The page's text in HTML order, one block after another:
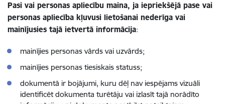
Pasi vai personas apliecību maina, ja iepriekšējā pase vai
personas apliecība kļuvusi lietošanai nederīga vai
mainījusies tajā ietvertā informācija:
mainījies personas vārds vai uzvārds;
mainījies personas tiesiskais statuss;
dokumentā ir bojājumi, kuru dēļ nav iespējams vizuāli
identificēt dokumenta turētāju vai izlasīt tajā norādīto